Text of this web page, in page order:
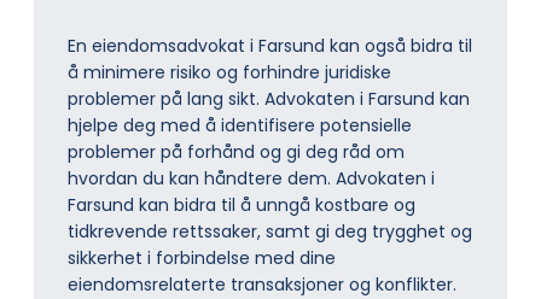
En eiendomsadvokat i Farsund kan også bidra til
å minimere risiko og forhindre juridiske
problemer på lang sikt. Advokaten i Farsund kan
hjelpe deg med å identifisere potensielle
problemer på forhånd og gi deg råd om
hvordan du kan håndtere dem. Advokaten i
Farsund kan bidra til å unngå kostbare og
tidkrevende rettssaker, samt gi deg trygghet og
sikkerhet i forbindelse med dine
eiendomsrelaterte transaksjoner og konflikter.